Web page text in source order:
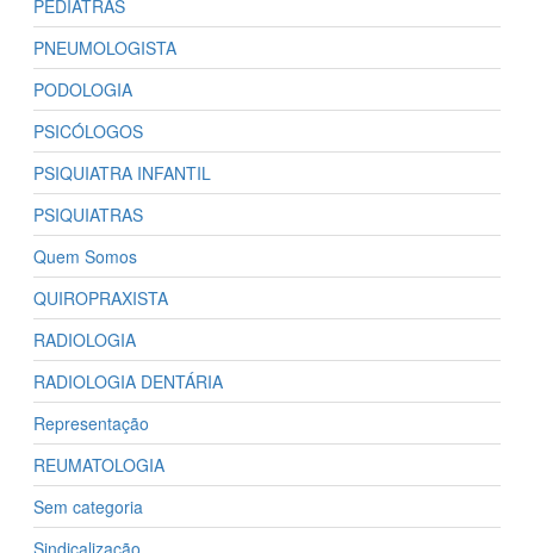
PEDIATRAS
PNEUMOLOGISTA
PODOLOGIA
PSICÓLOGOS
PSIQUIATRA INFANTIL
PSIQUIATRAS
Quem Somos
QUIROPRAXISTA
RADIOLOGIA
RADIOLOGIA DENTÁRIA
Representação
REUMATOLOGIA
Sem categoria